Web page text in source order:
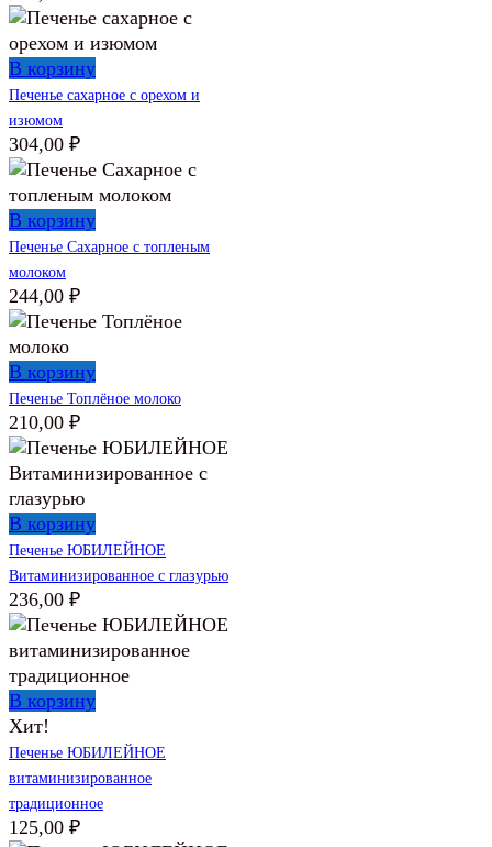
В корзину
Печенье сахарное с орехом и
изюмом
304,00 ₽
В корзину
Печенье Сахарное с топленым
молоком
244,00 ₽
В корзину
Печенье Топлёное молоко
210,00 ₽
В корзину
Печенье ЮБИЛЕЙНОЕ
Витаминизированное с глазурью
236,00 ₽
В корзину
Хит!
Печенье ЮБИЛЕЙНОЕ
витаминизированное
традиционное
125,00 ₽